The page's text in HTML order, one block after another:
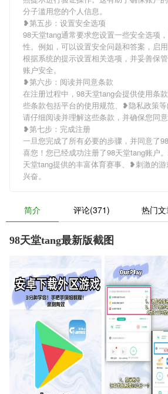
分子滥用您的个人信息。
❥第五步：设置安全选项
98天堂tang通常要求您设置一些安全选项
性。例如，可以设置安全问题和答案，启
根据系统的提示设置相关选项，并妥善保
账户安全。
❥第六步：阅读并同意条款
在注册过程中，98天堂tang会提供使用条
些条款包括平台的使用规范、❥隐私政策等
请仔细阅读并理解这些条款，并确保您同意
❥第七步：完成注册
一旦您完成了所有必要的步骤，并同意了
喜您！您已经成功注册了98天堂tang账户
天堂tang提供的丰富体育赛事、❥刺激的
兴奋。
简介 评论(371) 热门
98天堂tang最新版截图